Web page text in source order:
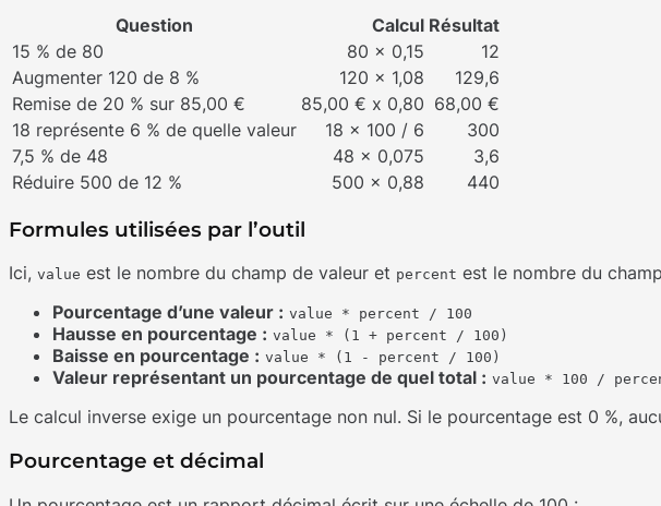
Question Calcul Résultat
15 % de 80
80 x 0,15
12
Augmenter 120 de 8 %
120 x 1,08
129,6
Remise de 20 % sur 85,00 €
85,00 € x 0,80 68,00 €
18 représente 6 % de quelle valeur
18 x 100 / 6
300
7,5 % de 48
48 x 0,075
3,6
Réduire 500 de 12 %
500 x 0,88 440
Formules utilisées par l’outil
Ici, value est le nombre du champ de valeur et percent est le nombre du
Pourcentage d’une valeur : value * percent / 100
Hausse en pourcentage : value * (1 + percent / 100)
Baisse en pourcentage : value * (1 - percent / 100)
Valeur représentant un pourcentage de quel total : value * 100 /
Le calcul inverse exige un pourcentage non nul. Si le pourcentage est 0 %,
Pourcentage et décimal